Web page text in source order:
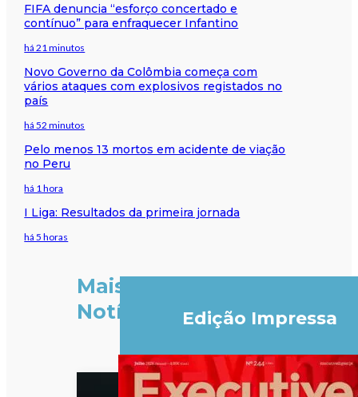
FIFA denuncia “esforço concertado e
contínuo” para enfraquecer Infantino
há 21 minutos
Novo Governo da Colômbia começa com
vários ataques com explosivos registados no
país
há 52 minutos
Pelo menos 13 mortos em acidente de viação
no Peru
há 1 hora
I Liga: Resultados da primeira jornada
há 5 horas
Mais
Notícias
Edição Impressa